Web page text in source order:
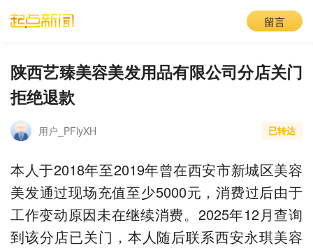
留言
陕西艺臻美容美发用品有限公司分店关门
拒绝退款
用户_PFlyXH 已转达
本人于2018年至2019年曾在西安市新城区美容
美发通过现场充值至少5000元，消费过后由于
工作变动原因未在继续消费。2025年12月查询
到该分店已关门，本人随后联系西安永琪美容